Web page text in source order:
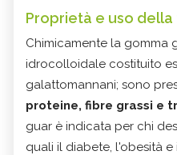
Proprietà e uso della
Chimicamente la gomma
idrocolloidale costituito
galattomannani; sono
proteine, fibre grassi e
guar è indicata per chi
quali il diabete, l'obesità